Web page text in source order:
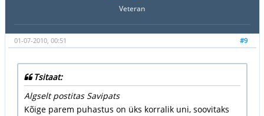
Veteran
#9
01-07-2010, 00:51
Tsitaat:
Algselt postitas Savipats
Kõige parem puhastus on üks korralik uni, soovitaks